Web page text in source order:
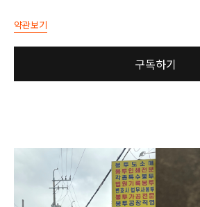
약관보기
구독하기